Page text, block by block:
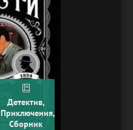
Детектив,
Приключения,
Сборник